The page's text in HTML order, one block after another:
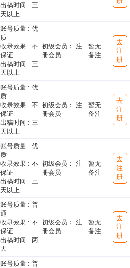
出稿时间 : 三
天以上
账号质量 : 优
质
收录效果 : 不
保证
出稿时间 : 三
天以上
初级会员： 注
册会员
暂无
备注
去
注
册
账号质量 : 优
质
收录效果 : 不
保证
出稿时间 : 三
天以上
初级会员： 注
册会员
暂无
备注
去
注
册
账号质量 : 优
质
收录效果 : 不
保证
出稿时间 : 三
天以上
初级会员： 注
册会员
暂无
备注
去
注
册
账号质量 : 普
通
收录效果 : 不
保证
出稿时间 : 两
天
初级会员： 注
册会员
暂无
备注
去
注
册
账号质量 : 普